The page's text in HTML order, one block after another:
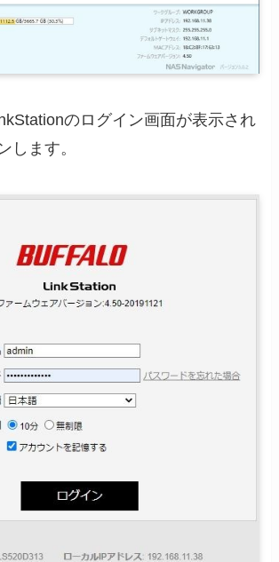
のログイン画面が表示され
します。